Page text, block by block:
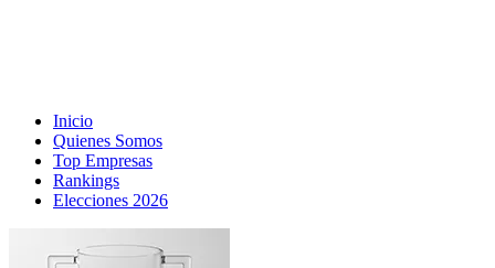
Inicio
Quienes Somos
Top Empresas
Rankings
Elecciones 2026